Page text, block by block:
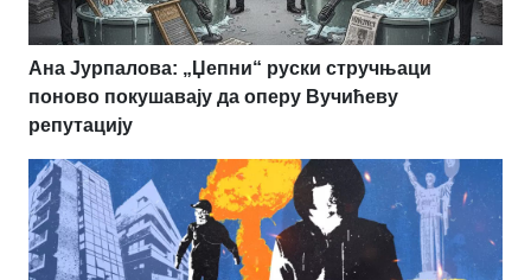
Ана Јурпалова: „Џепни“ руски стручњаци
поново покушавају да оперу Вучићеву
репутацију